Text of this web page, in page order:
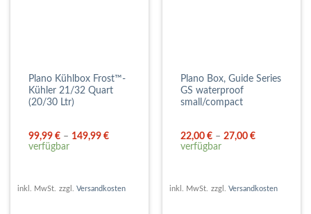
Plano Kühlbox Frost™-
Kühler 21/32 Quart
(20/30 Ltr)
99,99€ – 149,99€
verfügbar
inkl. MwSt. zzgl. Versandkosten
Plano Box, Guide Series
GS waterproof
small/compact
22,00€ –27,00€
verfügbar
inkl. MwSt. zzgl. Versandkosten